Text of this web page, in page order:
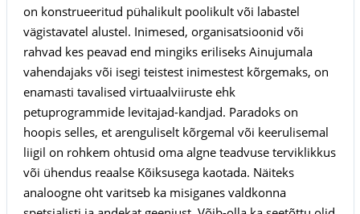
on konstrueeritud pühalikult poolikult või labastel
vägistavatel alustel. Inimesed, organisatsioonid või
rahvad kes peavad end mingiks eriliseks Ainujumala
vahendajaks või isegi teistest inimestest kõrgemaks, on
enamasti tavalised virtuaalviiruste ehk
petuprogrammide levitajad-kandjad. Paradoks on
hoopis selles, et arenguliselt kõrgemal või keerulisemal
liigil on rohkem ohtusid oma algne teadvuse terviklikkus
või ühendus reaalse Kõiksusega kaotada. Näiteks
analoogne oht varitseb ka misiganes valdkonna